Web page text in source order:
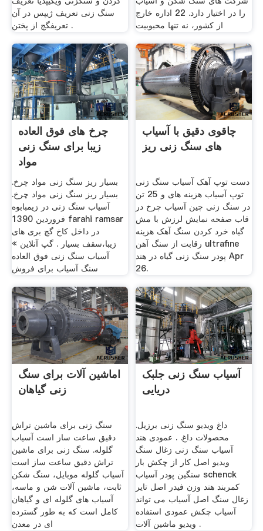
سنگ زنی تعریف ژیپس در آن
تعریفگچ از پختن .
را در اختیار دارد. 22 اداره خارج
از کشور، نه تنها محبوبیت
چرخ های فوق العاده
زیبا برای سنگ زنی
مواد
بسیار ریز سنگ زنی مواد چرخ.
بسیار ریز سنگ زنی مواد چرخ.
آسیاب سنگ زنی در زیمبابوه
فروردین 1390 farahi ramsar
در داخل کاخ گچ بری های
زیبا،سقف بسیار . گپ آنلاین »
آسیاب سنگ زنی فوق العاده
سنگ آسیاب برای فروش
چاقوی دقیق با آسیاب
های سنگ زنی ریز
دست توپ آهک آسیاب سنگ زنی
توپ آسیاب هزینه های و 25 تن
در سنگ زنی چین آسیاب چرخ در
قاب صفحه نمایش لرزش با مش
گیاه خرد کردن سنگ آهک هزینه
رقابت از سنگ آهن ultrafine
پودر سنگ زنی گیاه در هند Apr
26.
اماشین آلات برای سنگ
زنی گیاهان
سنگ زنی برای ماشین تراش
دقیق ساعت ساز است آسیاب
گلوله. سنگ زنی برای ماشین
تراش دقیق ساعت ساز است
آسیاب گلوله موبایل، سنگ شکن
ثابت، ماشین آلات شن و ماسه،
آسیاب های گلوله ای و گیاهان
کامل است که به طور گسترده
ای در معدن
آسیاب سنگ زنی جلبک
دریایی
داغ ویدیو سنگ زنی برزیل.
محصولات داغ. . عمودی هند
آسیاب سنگ زنی زغال سنگ
ویدیو اصل کار از چکش بار
سنگین پودر آسیاب schenck
کمربند هند وزن فیدر اصل تایر
زغال سنگ اصل آسیاب می تواند
آسیاب چکش عمودی استفاده
ویدیو ماشین آلات .